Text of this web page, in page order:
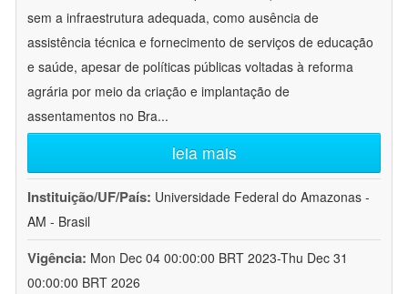
sem a infraestrutura adequada, como ausência de
assistência técnica e fornecimento de serviços de educação
e saúde, apesar de políticas públicas voltadas à reforma
agrária por meio da criação e implantação de
assentamentos no Bra...
leia mais
Instituição/UF/País: Universidade Federal do Amazonas -
AM - Brasil
Vigência: Mon Dec 04 00:00:00 BRT 2023-Thu Dec 31
00:00:00 BRT 2026